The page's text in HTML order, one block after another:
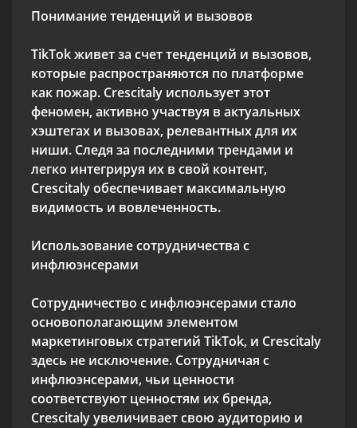
Понимание тенденций и вызовов
TikTok живет за счет тенденций и вызовов,
которые распространяются по платформе
как пожар. Crescitaly использует этот
феномен, активно участвуя в актуальных
хэштегах и вызовах, релевантных для их
ниши. Следя за последними трендами и
легко интегрируя их в свой контент,
Crescitaly обеспечивает максимальную
видимость и вовлеченность.
Использование сотрудничества с
инфлюэнсерами
Сотрудничество с инфлюэнсерами стало
основополагающим элементом
маркетинговых стратегий TikTok, и Crescitaly
здесь не исключение. Сотрудничая с
инфлюэнсерами, чьи ценности
соответствуют ценностям их бренда,
Crescitaly увеличивает свою аудиторию и